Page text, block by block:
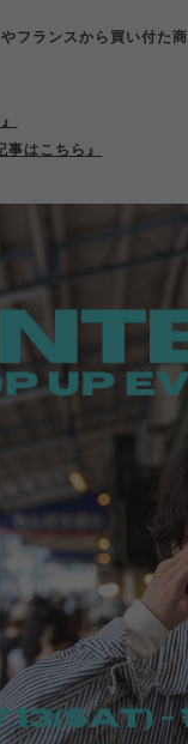
フランスから買い付た
はこちら』